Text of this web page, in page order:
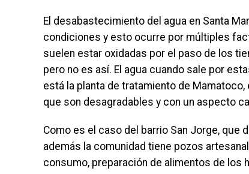
El desabastecimiento del agua en Santa
condiciones y esto ocurre por múltiples
suelen estar oxidadas por el paso de los
pero no es así. El agua cuando sale por
está la planta de tratamiento de
que son desagradables y con un aspecto
Como es el caso del barrio San Jorge, que
además la comunidad tiene pozos
consumo, preparación de alimentos de los